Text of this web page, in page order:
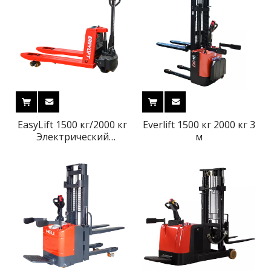
EasyLift 1500 кг/2000 кг
Электрический
батареем поддон
Everlift 1500 кг 2000 кг 3
м